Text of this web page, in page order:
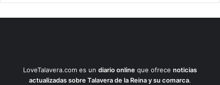
LoveTalavera.com es un diario online que ofrece noticias
actualizadas sobre Talavera de la Reina y su comarca.